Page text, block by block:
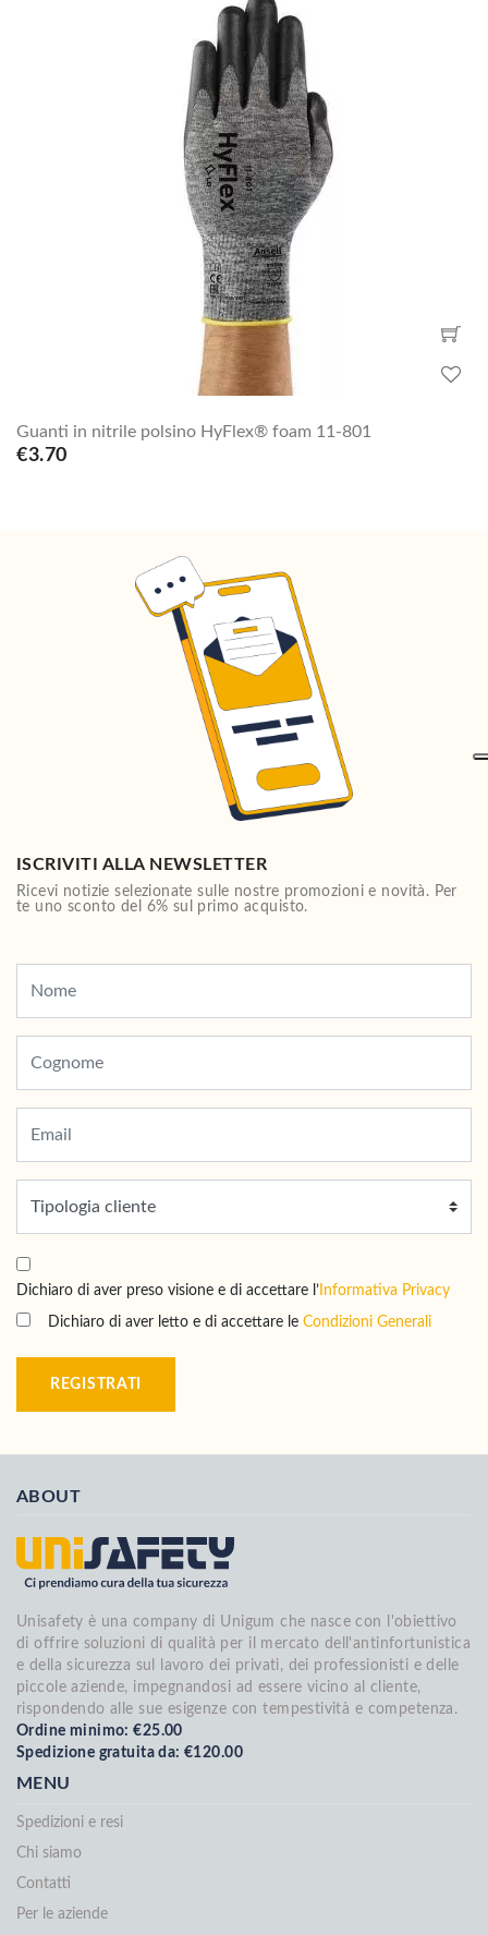
Guanti in nitrile polsino HyFlex® foam 11-801
€3.70
ISCRIVITI ALLA NEWSLETTER
Ricevi notizie selezionate sulle nostre promozioni e novità. Per
te uno sconto del 6% sul primo acquisto.
Dichiaro di aver preso visione e di accettare l’ Informativa Privacy
Dichiaro di aver letto e di accettare le Condizioni Generali
REGISTRATI
ABOUT
Unisafety è una company di Unigum che nasce con l'obiettivo
di offrire soluzioni di qualità per il mercato dell'antinfortunistica
e della sicurezza sul lavoro dei privati, dei professionisti e delle
piccole aziende, impegnandosi ad essere vicino al cliente,
rispondendo alle sue esigenze con tempestività e competenza.
Ordine minimo: €25.00
Spedizione gratuita da: €120.00
MENU
Spedizioni e resi
Chi siamo
Contatti
Per le aziende